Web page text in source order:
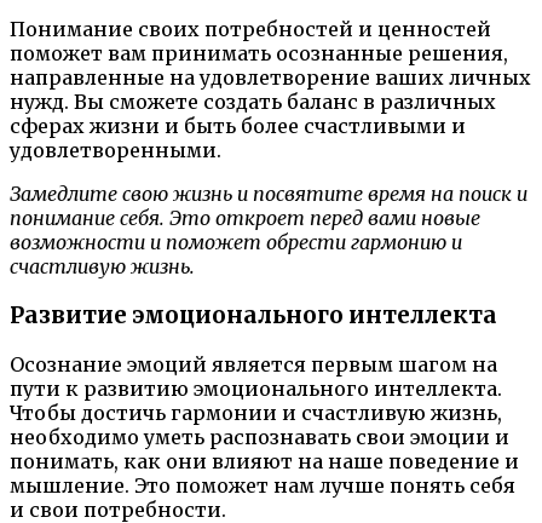
Понимание своих потребностей и ценностей
поможет вам принимать осознанные решения,
направленные на удовлетворение ваших личных
нужд. Вы сможете создать баланс в различных
сферах жизни и быть более счастливыми и
удовлетворенными.
Замедлите свою жизнь и посвятите время на поиск и
понимание себя. Это откроет перед вами новые
возможности и поможет обрести гармонию и
счастливую жизнь.
Развитие эмоционального интеллекта
Осознание эмоций является первым шагом на
пути к развитию эмоционального интеллекта.
Чтобы достичь гармонии и счастливую жизнь,
необходимо уметь распознавать свои эмоции и
понимать, как они влияют на наше поведение и
мышление. Это поможет нам лучше понять себя
и свои потребности.